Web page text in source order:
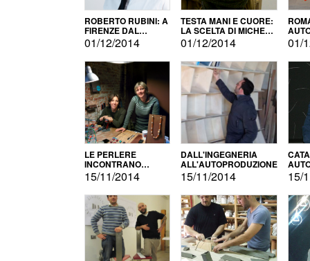
ROBERTO RUBINI: A
FIRENZE DAL
PRODOTTO ALLA
PROMOZIONE
01/12/2014
TESTA MANI E CUORE:
LA SCELTA DI MICHELE
BARBERIO
01/12/2014 01/
LE PERLERE
INCONTRANO
L'AUTOPRODUZIONE
15/11/2014
DALL'INGEGNERIA
ALL'AUTOPRODUZIONE
15/11/2014 15/